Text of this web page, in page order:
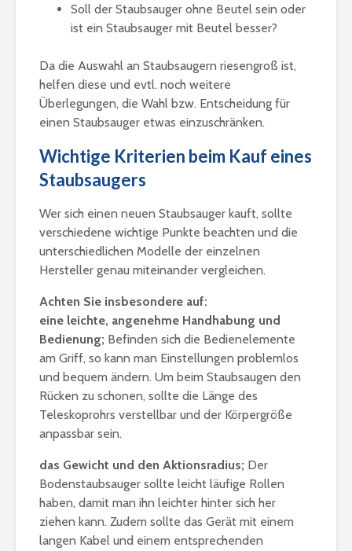
Soll der Staubsauger ohne Beutel sein oder
ist ein Staubsauger mit Beutel besser?
Da die Auswahl an Staubsaugern riesengroß ist,
helfen diese und evtl. noch weitere
Überlegungen, die Wahl bzw. Entscheidung für
einen Staubsauger etwas einzuschränken.
Wichtige Kriterien beim Kauf eines
Staubsaugers
Wer sich einen neuen Staubsauger kauft, sollte
verschiedene wichtige Punkte beachten und die
unterschiedlichen Modelle der einzelnen
Hersteller genau miteinander vergleichen.
Achten Sie insbesondere auf:
eine leichte, angenehme Handhabung und
Bedienung; Befinden sich die Bedienelemente
am Griff, so kann man Einstellungen problemlos
und bequem ändern. Um beim Staubsaugen den
Rücken zu schonen, sollte die Länge des
Teleskoprohrs verstellbar und der Körpergröße
anpassbar sein.
das Gewicht und den Aktionsradius; Der
Bodenstaubsauger sollte leicht läufige Rollen
haben, damit man ihn leichter hinter sich her
ziehen kann. Zudem sollte das Gerät mit einem
langen Kabel und einem entsprechenden